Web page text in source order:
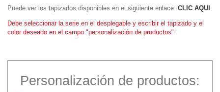
Puede ver los tapizados disponibles en el siguiente enlace: CLIC AQUI .
Debe seleccionar la serie en el desplegable y escribir el tapizado y el
color deseado en el campo "personalización de productos".
Personalización de productos: